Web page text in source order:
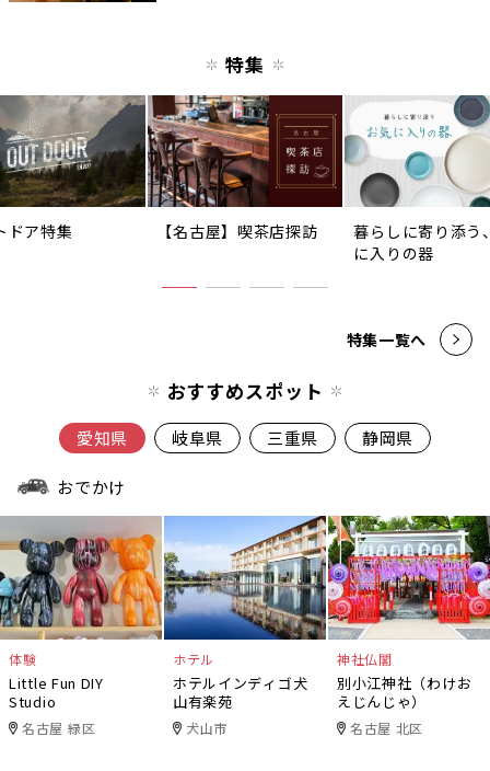
特集
ドア特集 【名古屋】喫茶店探訪
暮らしに寄り添う
に入りの器
特集一覧へ
おすすめスポット
愛知県 岐阜県 三重県 静岡県
おでかけ
体験
Little Fun DIY
Studio
名古屋 緑区
ホテル
ホテルインディゴ犬
山有楽苑
犬山市
神社仏閣
別小江神社（わけお
えじんじゃ）
名古屋 北区